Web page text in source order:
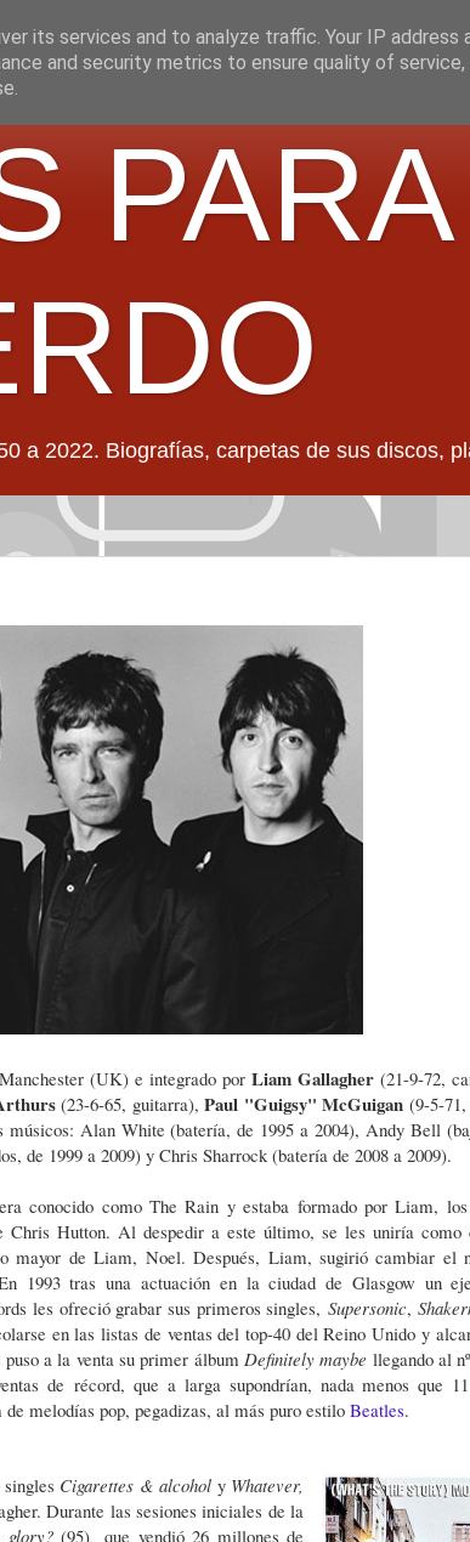
a 2022. Biografías, carpetas de sus discos,
(UK) e integrado por Liam Gallagher (21-9-72,
(23-6-65, guitarra), Paul "Guigsy" McGuigan (9-5-
músicos: Alan White (batería, de 1995 a 2004), Andy Bell
de 1999 a 2009) y Chris Sharrock (batería de 2008 a 2009).
conocido como The Rain y estaba formado por Liam,
Chris Hutton. Al despedir a este último, se les uniría como
mayor de Liam, Noel. Después, Liam, sugirió cambiar el
1993 tras una actuación en la ciudad de Glasgow un
les ofreció grabar sus primeros singles, Supersonic,
en las listas de ventas del top-40 del Reino Unido y
puso a la venta su primer álbum Definitely maybe llegando al
de récord, que a larga supondrían, nada menos que
melodías pop, pegadizas, al más puro estilo Beatles.
Cigarettes & alcohol y Whatever,
Durante las sesiones iniciales de la
glory?(95), que vendió 26 millones de
its services and to analyze traffic. Your IP address
and security metrics to ensure quality of service,